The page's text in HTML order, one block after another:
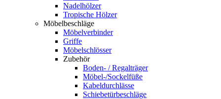
Nadelhölzer
Tropische Hölzer
Möbelbeschläge
Möbelverbinder
Griffe
Möbelschlösser
Zubehör
Boden- / Regalträger
Möbel-/Sockelfüße
Kabeldurchlässe
Schiebetürbeschläge